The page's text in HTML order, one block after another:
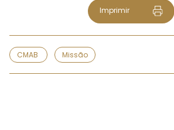
Imprimir
CMAB Missão